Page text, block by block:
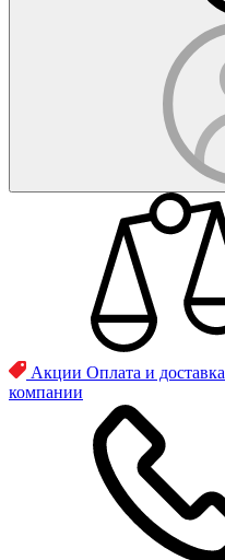
Акции Оплата и доставка
компании